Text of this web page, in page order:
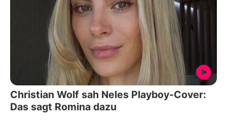
Christian Wolf sah Neles Playboy-Cover:
Das sagt Romina dazu